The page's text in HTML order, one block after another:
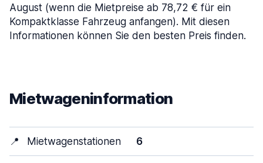
August (wenn die Mietpreise ab 78,72 € für ein
Kompaktklasse Fahrzeug anfangen). Mit diesen
Informationen können Sie den besten Preis finden.
Mietwageninformation
📍 Mietwagenstationen 6